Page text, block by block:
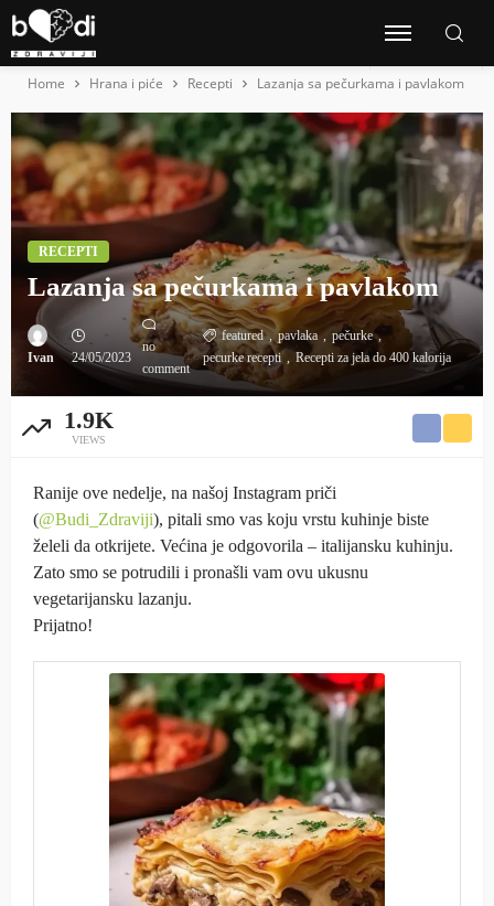
Home Hrana i piće Recepti Lazanja sa pečurkama i pavlakom
RECEPTI
Lazanja sa pečurkama i pavlakom
Ivan 24/05/2023
no
comment
featured pavlaka
pečurke
pecurke recepti
Recepti za jela do 400 kalorija
1.9K
VIEWS
Ranije ove nedelje, na našoj Instagram priči
(@Budi_Zdraviji), pitali smo vas koju vrstu kuhinje biste
želeli da otkrijete. Većina je odgovorila – italijansku kuhinju.
Zato smo se potrudili i pronašli vam ovu ukusnu
vegetarijansku lazanju.
Prijatno!